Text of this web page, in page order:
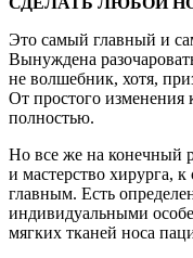
Это самый главный и
Вынуждена
не волшебник, хотя,
От простого изменения
полностью.
Но все же на конечный
и мастерство хирурга,
главным. Есть
индивидуальными
мягких тканей носа